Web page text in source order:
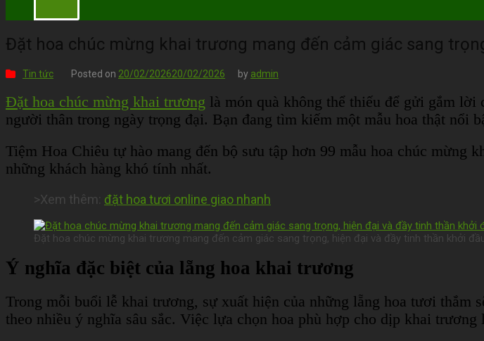
Đặt hoa chúc mừng khai trương mang đến cảm giác sang
Tin tức Posted on 20/02/202620/02/2026 by admin
Đặt hoa chúc mừng khai trương là món quà không thể thiếu để gửi gắm lời
người thân trong ngày trọng đại. Bạn đang tìm kiếm một mẫu hoa thật nổi
Tiệm Hoa Chiêu tự hào mang đến bộ sưu tập hơn 99 mẫu hoa chúc mừng
những khách hàng khó tính nhất.
>Xem thêm: đặt hoa tươi online giao nhanh
Đặt hoa chúc mừng khai trương mang đến cảm giác sang trọng, hiện đại và đầy tinh thần khởi
Ý nghĩa đặc biệt của lẵng hoa khai trương
Trong mỗi buổi lễ khai trương, sự xuất hiện của những lẵng hoa tươi thắm
theo nhiều ý nghĩa sâu sắc. Việc lựa chọn hoa phù hợp cho dịp khai trương